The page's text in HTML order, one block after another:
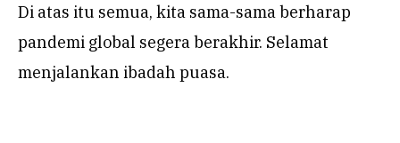
Di atas itu semua, kita sama-sama berharap
pandemi global segera berakhir. Selamat
menjalankan ibadah puasa.